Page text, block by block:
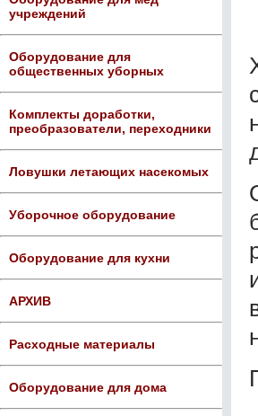
учреждений
Оборудование для
общественных уборных
Комплекты доработки,
преобразователи, переходники
Ловушки летающих насекомых
Уборочное оборудование
Оборудование для кухни
АРХИВ
Расходные материалы
Оборудование для дома